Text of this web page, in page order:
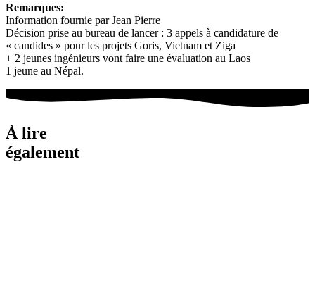
Remarques:
Information fournie par Jean Pierre
Décision prise au bureau de lancer : 3 appels à candidature de
« candides » pour les projets Goris, Vietnam et Ziga
+ 2 jeunes ingénieurs vont faire une évaluation au Laos
1 jeune au Népal.
À lire
également